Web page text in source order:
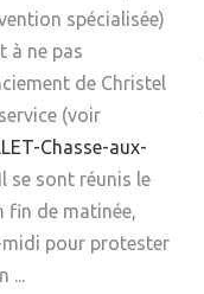
spécialisée)
à ne pas
de Christel
(voir
Chasse-aux-
se sont réunis le
fin de matinée,
midi pour protester
...